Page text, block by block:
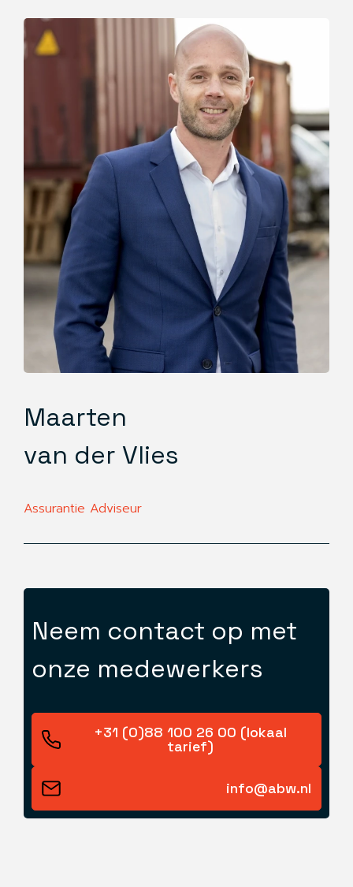
Maarten
van der Vlies
Assurantie Adviseur
Neem contact op met
onze medewerkers
+31 (0)88 100 26 00 (lokaal
tarief)
info@abw.nl